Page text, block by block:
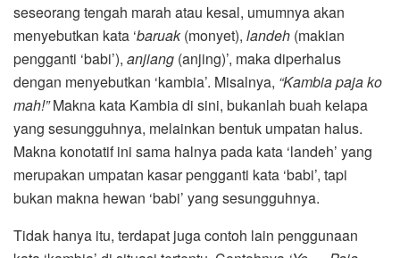
seseorang tengah marah atau kesal, umumnya akan
menyebutkan kata ‘baruak(monyet), landeh (makian
pengganti ‘babi’), anjiang (anjing)’, maka diperhalus
dengan menyebutkan ‘kambia’. Misalnya, “Kambia paja ko
mah!”Makna kata Kambia di sini, bukanlah buah kelapa
yang sesungguhnya, melainkan bentuk umpatan halus.
Makna konotatif ini sama halnya pada kata ‘landeh’ yang
merupakan umpatan kasar pengganti kata ‘babi’, tapi
bukan makna hewan ‘babi’ yang sesungguhnya.
Tidak hanya itu, terdapat juga contoh lain penggunaan